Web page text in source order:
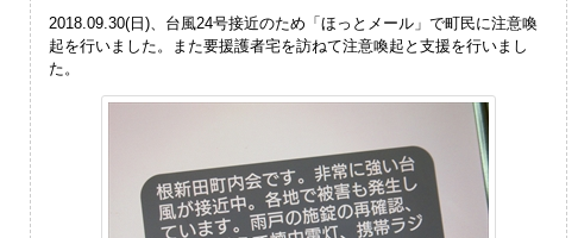
2018.09.30(日)、台風24号接近のため「ほっとメール」で町民に注意喚
起を行いました。また要援護者宅を訪ねて注意喚起と支援を行いまし
た。